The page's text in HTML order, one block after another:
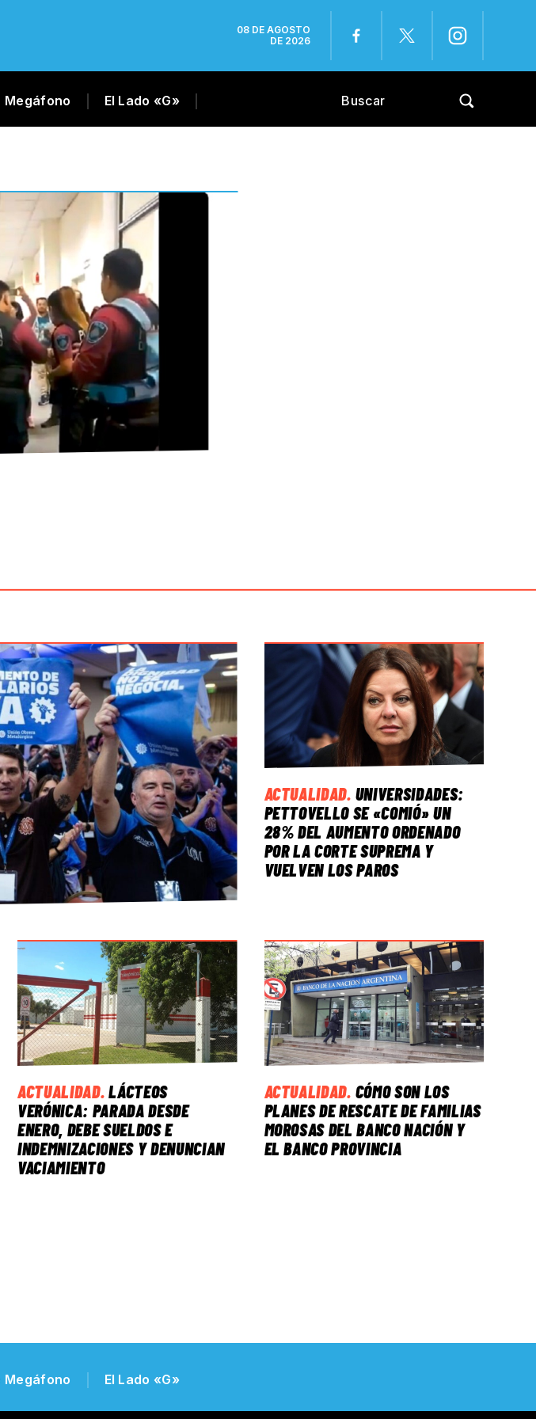
08 DE AGOSTO
DE 2026
Megáfono El Lado «G»
ACTUALIDAD. UNIVERSIDADES:
PETTOVELLO SE «COMIÓ» UN
28% DEL AUMENTO ORDENADO
POR LA CORTE SUPREMA Y
VUELVEN LOS PAROS
ACTUALIDAD. LÁCTEOS
VERÓNICA: PARADA DESDE
ENERO, DEBE SUELDOS E
INDEMNIZACIONES Y DENUNCIAN
VACIAMIENTO
ACTUALIDAD. CÓMO SON LOS
PLANES DE RESCATE DE FAMILIAS
MOROSAS DEL BANCO NACIÓN Y
EL BANCO PROVINCIA
Megáfono El Lado «G»